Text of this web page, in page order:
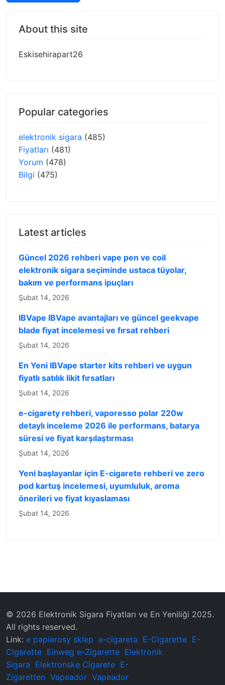
About this site
Eskisehirapart26
Popular categories
elektronik sigara (485)
Fiyatları (481)
Yorum (478)
Bilgi (475)
Latest articles
Güncel 2026 rehberi vape pen ve coil
elektronik sigara seçiminde ustaca tüyolar,
bakım ve performans ipuçları
Şubat 14, 2026
IBVape IBVape avantajları ve güncel geekvape
blade fiyat incelemesi ve fırsat rehberi
Şubat 14, 2026
En Yeni IBVape starter kits rehberi ve uygun
fiyatlı satılık likit fırsatları
Şubat 14, 2026
e-cigarety rehberi, vaporesso polar 220w
detaylı inceleme 2026 ile performans, batarya
süresi ve fiyat karşılaştırması
Şubat 14, 2026
Yeni başlayanlar için E-cigarete rehberi ve zero
pod kartuş incelemesi, uyumluluk, aroma
önerileri ve fiyat kıyaslaması
Şubat 14, 2026
© 2026 Elektronik Sigara Fiyatları ve En Yeniliği 2025.
All rights reserved.
Link: e papierosy sklep e-cigareta E-Cigarette E-
Cigarette Einweg e-Zigarette Elektronik
Sigara Elektronske Cigarete E-
Zigaretten Vapeador Vapeador